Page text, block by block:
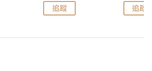
追蹤 追蹤